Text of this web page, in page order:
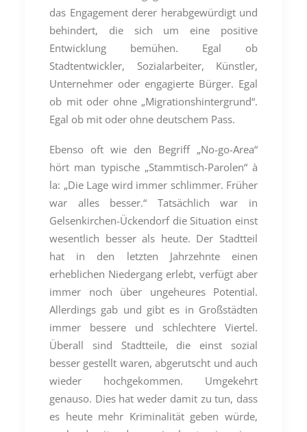
das Engagement derer herabgewürdigt und
behindert, die sich um eine positive
Entwicklung bemühen. Egal ob
Stadtentwickler, Sozialarbeiter, Künstler,
Unternehmer oder engagierte Bürger. Egal
ob mit oder ohne „Migrationshintergrund“.
Egal ob mit oder ohne deutschem Pass.
Ebenso oft wie den Begriff „No-go-Area“
hört man typische „Stammtisch-Parolen“ à
la: „Die Lage wird immer schlimmer. Früher
war alles besser.“ Tatsächlich war in
Gelsenkirchen-Ückendorf die Situation einst
wesentlich besser als heute. Der Stadtteil
hat in den letzten Jahrzehnte einen
erheblichen Niedergang erlebt, verfügt aber
immer noch über ungeheures Potential.
Allerdings gab und gibt es in Großstädten
immer bessere und schlechtere Viertel.
Überall sind Stadtteile, die einst sozial
besser gestellt waren, abgerutscht und auch
wieder hochgekommen. Umgekehrt
genauso. Dies hat weder damit zu tun, dass
es heute mehr Kriminalität geben würde,